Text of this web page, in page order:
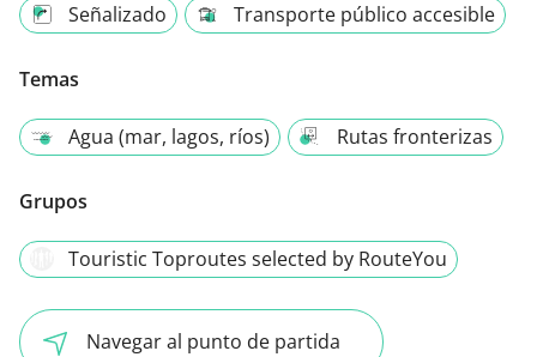
Señalizado
Transporte público accesible
Temas
Agua (mar, lagos, ríos) Rutas fronterizas
Grupos
Touristic Toproutes selected by RouteYou
Navegar al punto de partida